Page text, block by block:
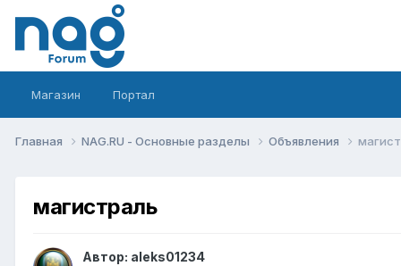
Магазин Портал
Главная NAG.RU - Основные разделы Объявления
магистраль
Автор: aleks01234